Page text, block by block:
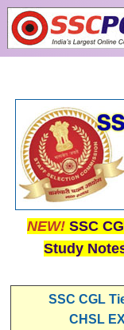
Skip to main content
NEW! SSC
Study
SSC CGL
CHSL